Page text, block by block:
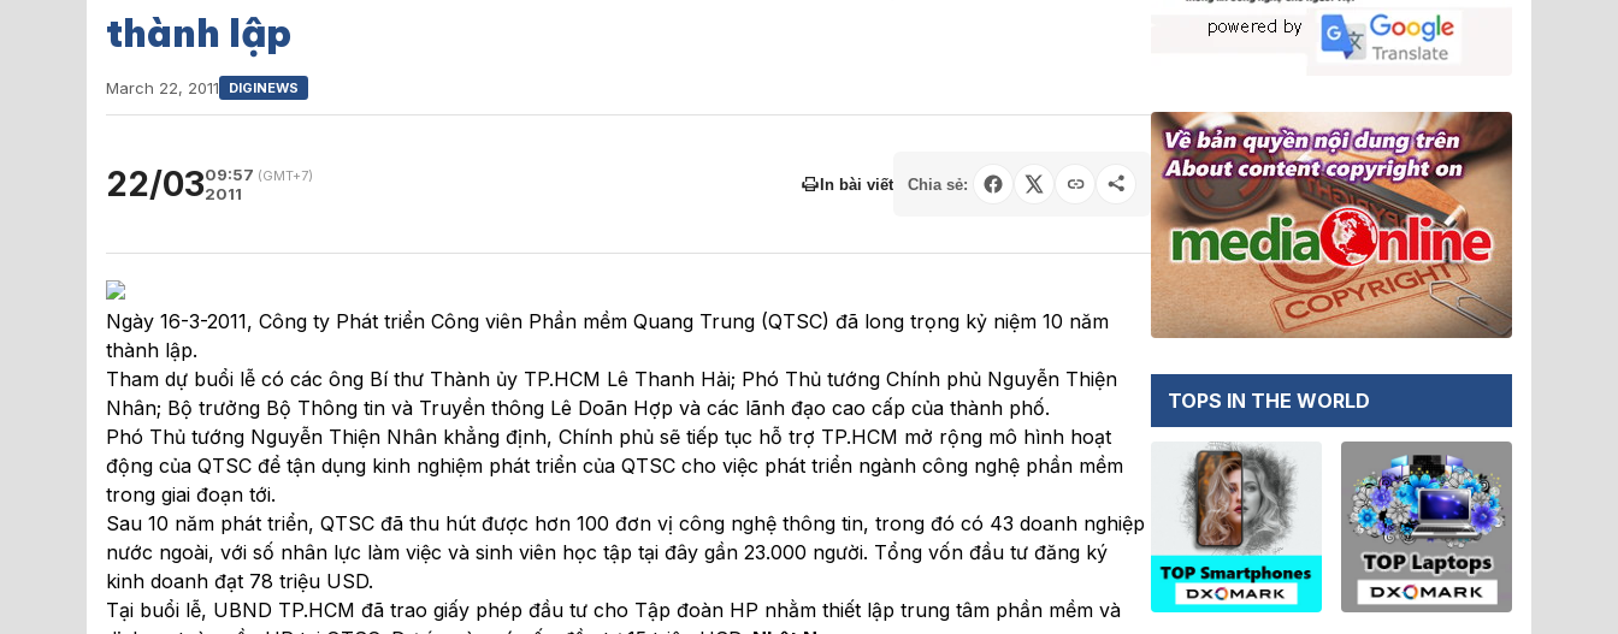
thành lập
March 22, 2011 DIGINEWS
22/0309:57 (GMT+7)
2011 In bài viết Chia sẻ:
Ngày 16-3-2011, Công ty Phát triển Công viên Phần mềm Quang Trung (QTSC) đã long trọng kỷ niệm 10 năm
thành lập.
Tham dự buổi lễ có các ông Bí thư Thành ủy TP.HCM Lê Thanh Hải; Phó Thủ tướng Chính phủ Nguyễn Thiện
Nhân; Bộ trưởng Bộ Thông tin và Truyền thông Lê Doãn Hợp và các lãnh đạo cao cấp của thành phố.
Phó Thủ tướng Nguyễn Thiện Nhân khẳng định, Chính phủ sẽ tiếp tục hỗ trợ TP.HCM mở rộng mô hình hoạt
động của QTSC để tận dụng kinh nghiệm phát triển của QTSC cho việc phát triển ngành công nghệ phần mềm
trong giai đoạn tới.
Sau 10 năm phát triển, QTSC đã thu hút được hơn 100 đơn vị công nghệ thông tin, trong đó có 43 doanh nghiệp
nước ngoài, với số nhân lực làm việc và sinh viên học tập tại đây gần 23.000 người. Tổng vốn đầu tư đăng ký
kinh doanh đạt 78 triệu USD.
Tại buổi lễ, UBND TP.HCM đã trao giấy phép đầu tư cho Tập đoàn HP nhằm thiết lập trung tâm phần mềm và
TOPS IN THE WORLD